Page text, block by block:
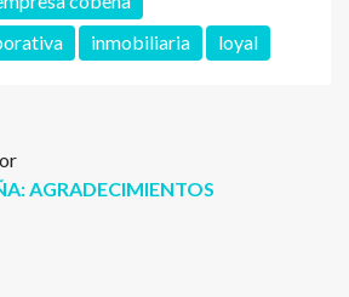
inmobiliaria loyal
AGRADECIMIENTOS